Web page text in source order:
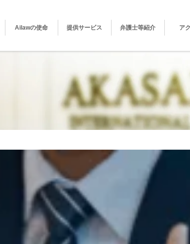
Ailawの使命 提供サービス 弁護士等紹介 ア